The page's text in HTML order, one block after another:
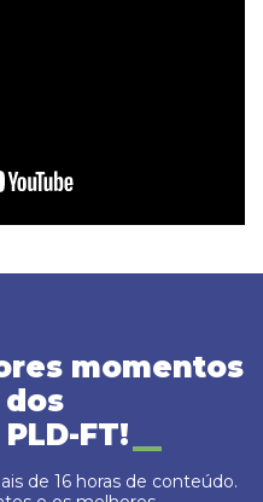
momentos
dos
FT!
de 16 horas de conteúdo.